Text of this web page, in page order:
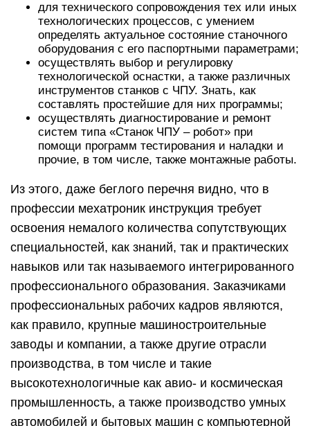
для технического сопровождения тех или иных
технологических процессов, с умением
определять актуальное состояние станочного
оборудования с его паспортными параметрами;
осуществлять выбор и регулировку
технологической оснастки, а также различных
инструментов станков с ЧПУ. Знать, как
составлять простейшие для них программы;
осуществлять диагностирование и ремонт
систем типа «Станок ЧПУ – робот» при
помощи программ тестирования и наладки и
прочие, в том числе, также монтажные работы.
Из этого, даже беглого перечня видно, что в
профессии мехатроник инструкция требует
освоения немалого количества сопутствующих
специальностей, как знаний, так и практических
навыков или так называемого интегрированного
профессионального образования. Заказчиками
профессиональных рабочих кадров являются,
как правило, крупные машиностроительные
заводы и компании, а также другие отрасли
производства, в том числе и такие
высокотехнологичные как авио- и космическая
промышленность, а также производство умных
автомобилей и бытовых машин с компьютерной